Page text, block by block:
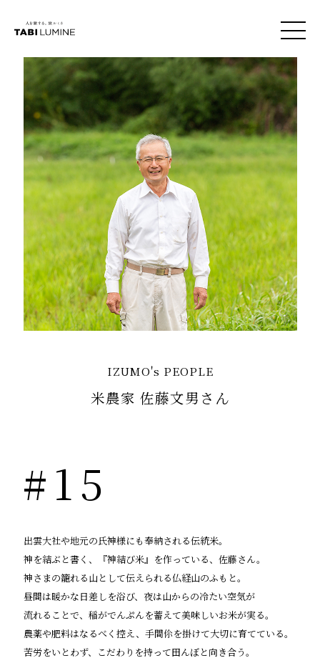
IZUMO's PEOPLE
米農家 佐藤文男さん
#15
出雲大社や地元の氏神様にも奉納される伝統米。
神を結ぶと書く、『神結び米』を作っている、佐藤さん。
神さまの籠れる山として伝えられる仏経山のふもと。
昼間は暖かな日差しを浴び、夜は山からの冷たい空気が
流れることで、稲がでんぷんを蓄えて美味しいお米が実る。
農薬や肥料はなるべく控え、手間伱を掛けて大切に育てている。
苦労をいとわず、こだわりを持って田んぼと向き合う。